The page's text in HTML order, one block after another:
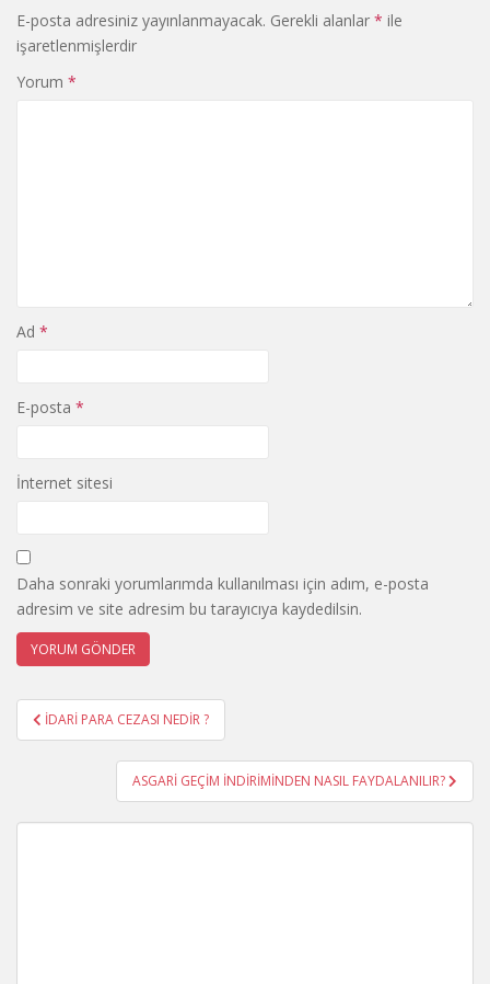
E-posta adresiniz yayınlanmayacak. Gerekli alanlar * ile
işaretlenmişlerdir
Yorum *
Ad *
E-posta *
İnternet sitesi
Daha sonraki yorumlarımda kullanılması için adım, e-posta
adresim ve site adresim bu tarayıcıya kaydedilsin.
Yazı
gezinmesi
İDARİ PARA CEZASI NEDİR ?
ASGARİ GEÇİM İNDİRİMİNDEN NASIL FAYDALANILIR?